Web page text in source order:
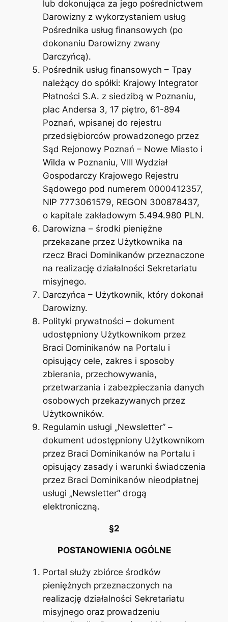
lub dokonująca za jego pośrednictwem
Darowizny z wykorzystaniem usług
Pośrednika usług finansowych (po
dokonaniu Darowizny zwany
Darczyńcą).
Pośrednik usług finansowych – Tpay
należący do spółki: Krajowy Integrator
Płatności S.A. z siedzibą w Poznaniu,
plac Andersa 3, 17 piętro, 61-894
Poznań, wpisanej do rejestru
przedsiębiorców prowadzonego przez
Sąd Rejonowy Poznań – Nowe Miasto i
Wilda w Poznaniu, VIII Wydział
Gospodarczy Krajowego Rejestru
Sądowego pod numerem 0000412357,
NIP 7773061579, REGON 300878437,
o kapitale zakładowym 5.494.980 PLN.
Darowizna – środki pieniężne
przekazane przez Użytkownika na
rzecz Braci Dominikanów przeznaczone
na realizację działalności Sekretariatu
misyjnego.
Darczyńca – Użytkownik, który dokonał
Darowizny.
Polityki prywatności – dokument
udostępniony Użytkownikom przez
Braci Dominikanów na Portalu i
opisujący cele, zakres i sposoby
zbierania, przechowywania,
przetwarzania i zabezpieczania danych
osobowych przekazywanych przez
Użytkowników.
Regulamin usługi „Newsletter” –
dokument udostępniony Użytkownikom
przez Braci Dominikanów na Portalu i
opisujący zasady i warunki świadczenia
przez Braci Dominikanów nieodpłatnej
usługi „Newsletter” drogą
elektroniczną.
§2
POSTANOWIENIA OGÓLNE
Portal służy zbiórce środków
pieniężnych przeznaczonych na
realizację działalności Sekretariatu
misyjnego oraz prowadzeniu